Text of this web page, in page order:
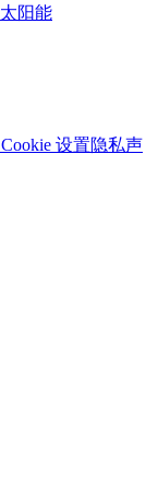
阳能
设置隐私声